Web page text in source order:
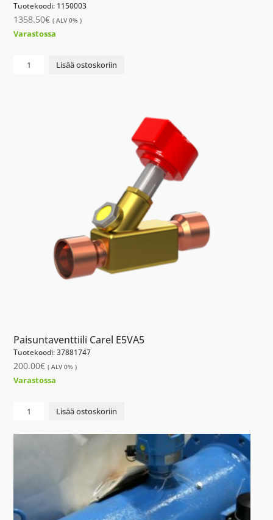
Tuotekoodi: 1150003
1358.50€ ( ALV 0% )
Varastossa
PUMPPU
Lisää ostoskoriin
Paisuntaventtiili Carel E5VA5
Tuotekoodi: 37881747
200.00€ ( ALV 0% )
Varastossa
Paisuntaventtiili
E5VA5
Lisää ostoskoriin